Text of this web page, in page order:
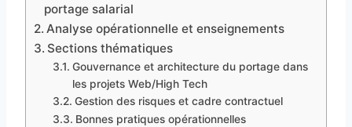
portage salarial
Analyse opérationnelle et enseignements
Sections thématiques
Gouvernance et architecture du portage dans
les projets Web/High Tech
Gestion des risques et cadre contractuel
Bonnes pratiques opérationnelles